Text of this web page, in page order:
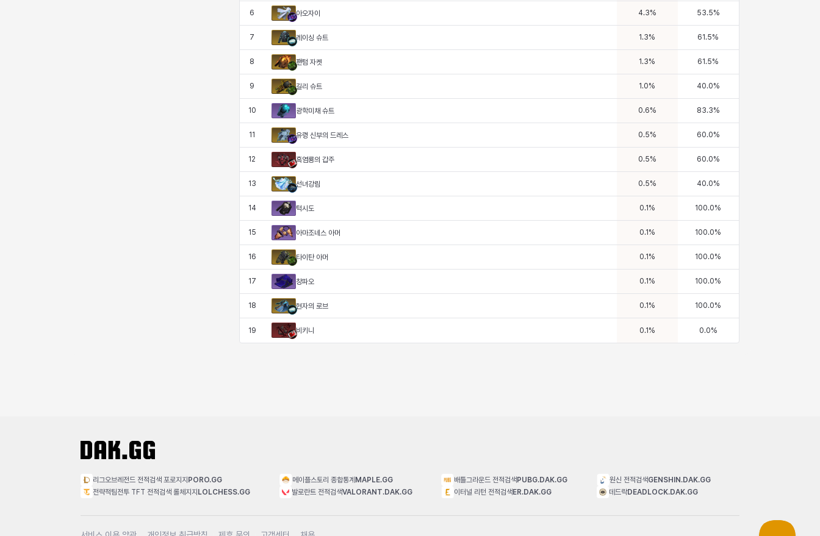
6 아오자이 4.3% 53.5%
7 레이싱 슈트 1.3% 61.5%
8 팬텀 자켓 1.3% 61.5%
9 길리 슈트 1.0% 40.0%
10 광학미채 슈트 0.6% 83.3%
11 유령 신부의 드레스 0.5% 60.0%
12 흑염룡의 갑주 0.5% 60.0%
13 선녀강림 0.5% 40.0%
14 턱시도 0.1 % 100.0%
15 아마조네스 아머 0.1 % 100.0%
16 타이탄 아머 0.1 % 100.0%
17 창파오 0.1 % 100.0%
18 현자의 로브 0.1 % 100.0%
19 비키니 0.1 % 0.0%
리그오브레전드 전적검색 포로지지PORO.GG
전략적팀전투 TFT 전적검색 롤체지지LOLCHESS.GG
메이플스토리 종합통계MAPLE.GG
발로란트 전적검색VALORANT.DAK.GG
배틀그라운드 전적검색PUBG.DAK.GG
이터널 리턴 전적검색ER.DAK.GG
원신 전적검색GENSHIN.DAK.GG
데드락DEADLOCK.DAK.GG